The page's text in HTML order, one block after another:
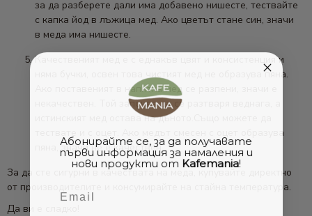
за да разберете дали има добавено нишесте, тествайте
с капка йод в лъжица мед. Ако цветът стане син, значи
в меда има нишесте.
Качественият мед е с еднакъв цвят и консистенция и
няма бучки, освен това чистият мед не образува пяна.
Ако поставеният в напитка мед се разпени, значи е
некачествен. Той започва да се разтваря веднага, а
истинският мед остава на дъното.Също можете да
тествате и с оцет. Ако медът смесен с оцет образува
пяна, значи не е качествен.
За да сте сигурни в качествата на меда, купувайте директно
от производителите и консумирайте на стайна температура.
Да ви е сладко!
Абонирайте се, за да получавате
първи информация за намаления и
нови продукти от Kafemania!